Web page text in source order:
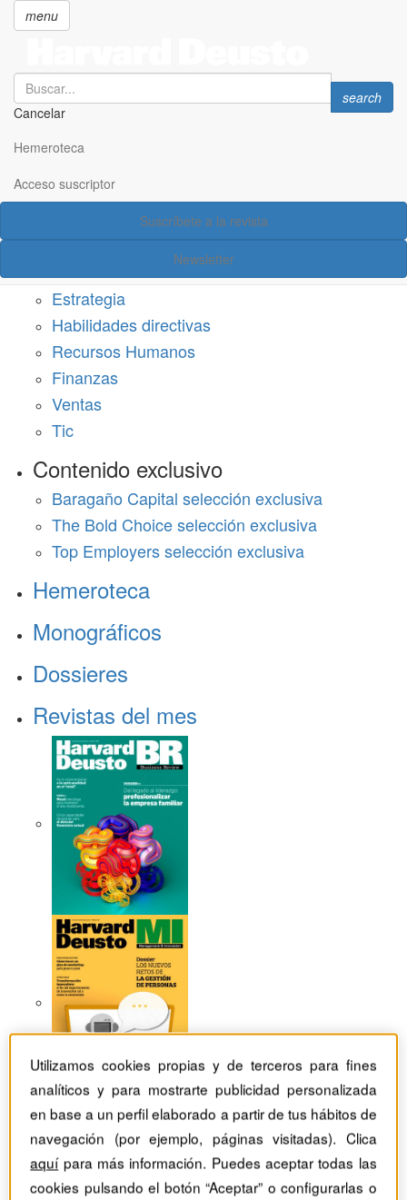
principal
menu
Search
Cancelar
Search
search
Hemeroteca
Acceso suscriptor
Suscríbete a la revista
Newsletter
Acceso suscriptor
Estrategia
Habilidades directivas
Recursos Humanos
Finanzas
Ventas
Tic
Contenido exclusivo
Baragaño Capital selección exclusiva
The Bold Choice selección exclusiva
Top Employers selección exclusiva
Hemeroteca
Monográficos
Dossieres
Revistas del mes
Revistas Harvard Deusto
Estrategia
Decálogo básico de la buena gestión empresarial
Utilizamos cookies propias y de terceros para fines
analíticos y para mostrarte publicidad personalizada
en base a un perfil elaborado a partir de tus hábitos de
navegación (por ejemplo, páginas visitadas). Clica
aquípara más información. Puedes aceptar todas las
cookies pulsando el botón “Aceptar” o configurarlas o